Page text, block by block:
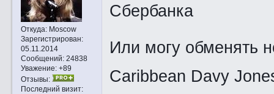
Откуда:Moscow
Зарегистрирован:
05.11.2014
Сообщений:24838
Уважение: +89
Отзывы:
Последний визит:
Сбербанка
Или могу обменять
Caribbean Davy